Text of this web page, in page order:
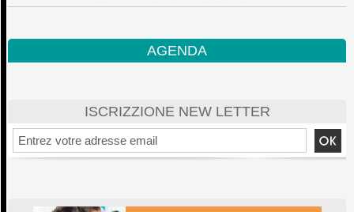
AGENDA
ISCRIZZIONE NEW LETTER